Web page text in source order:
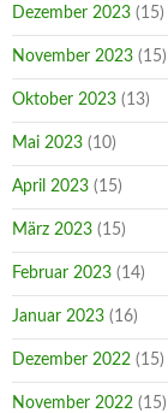
Dezember 2023 (15)
November 2023 (15)
Oktober 2023 (13)
Mai 2023 (10)
April 2023 (15)
März 2023 (15)
Februar 2023 (14)
Januar 2023 (16)
Dezember 2022 (15)
November 2022 (15)